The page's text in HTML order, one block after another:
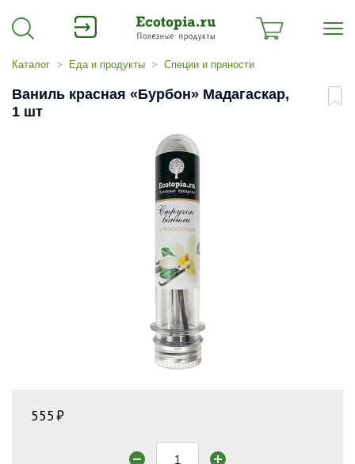
Каталог Еда и продукты Специи и пряности
Ваниль красная «Бурбон» Мадагаскар,
1 шт
555